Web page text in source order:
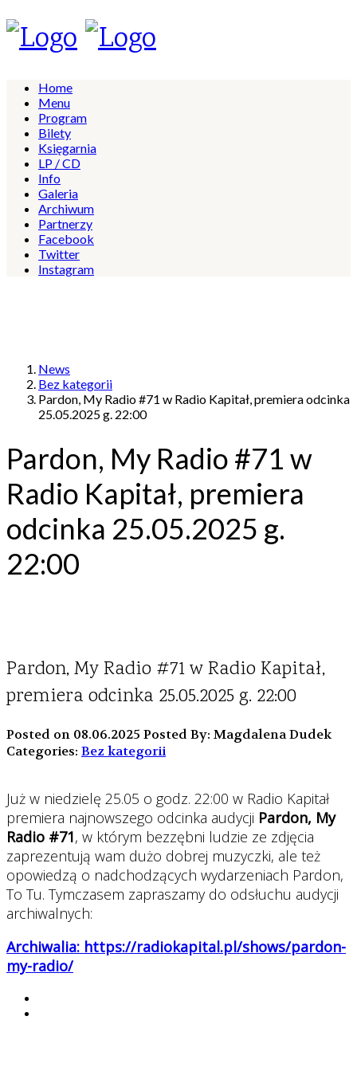
Home
Menu
Program
Bilety
Księgarnia
LP / CD
Info
Galeria
Archiwum
Partnerzy
Facebook
Twitter
Instagram
News
Bez kategorii
Pardon, My Radio #71 w Radio Kapitał, premiera odcinka
25.05.2025 g. 22:00
Pardon, My Radio #71 w
Radio Kapitał, premiera
odcinka 25.05.2025 g.
22:00
Pardon, My Radio #71 w Radio Kapitał,
premiera odcinka 25.05.2025 g. 22:00
Posted on 08.06.2025 Posted By: Magdalena Dudek
Categories: Bez kategorii
Już w niedzielę 25.05 o godz. 22:00 w Radio Kapitał
premiera najnowszego odcinka audycji Pardon, My
Radio #71, w którym bezzębni ludzie ze zdjęcia
zaprezentują wam dużo dobrej muzyczki, ale też
opowiedzą o nadchodzących wydarzeniach Pardon,
To Tu. Tymczasem zapraszamy do odsłuchu audycji
archiwalnych:
Archiwalia: https://radiokapital.pl/shows/pardon-
my-radio/